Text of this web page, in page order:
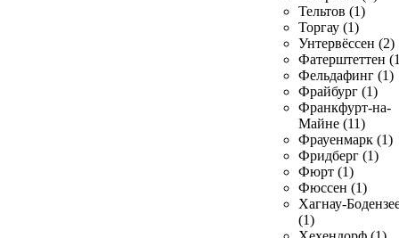
Тельтов (1)
Торгау (1)
Унтервёссен (2)
Фатерштеттен
Фельдафинг (1)
Фрайбург (1)
Франкфурт-на-
Майне (11)
Фрауенмарк (1)
Фридберг (1)
Фюрт (1)
Фюссен (1)
Хагнау-
(1)